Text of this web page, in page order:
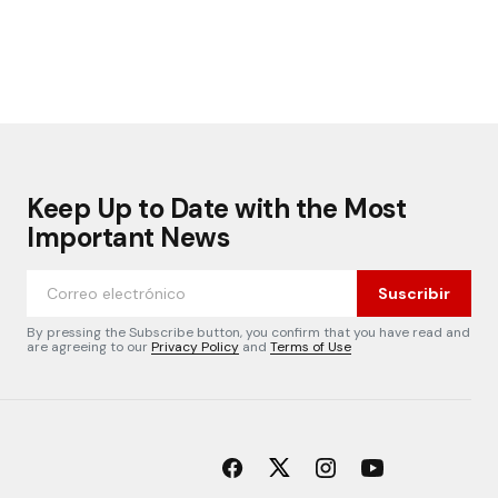
Keep Up to Date with the Most
Important News
Suscribir
By pressing the Subscribe button, you confirm that you have read and
are agreeing to ourPrivacy Policy and Terms of Use